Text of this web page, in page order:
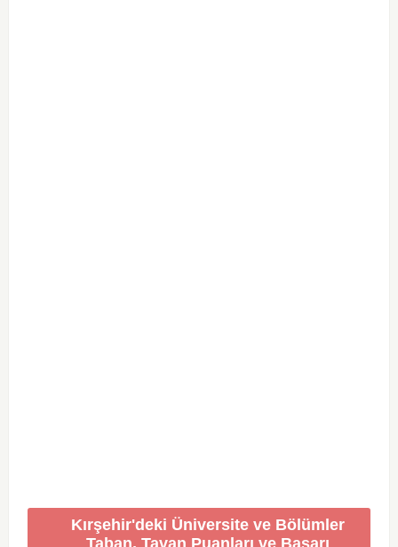
Kırşehir'deki Üniversite ve Bölümler
Taban, Tavan Puanları ve Başarı